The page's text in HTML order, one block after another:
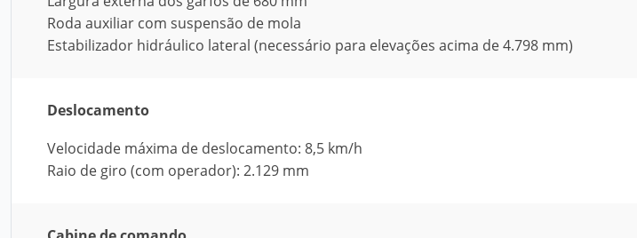
Roda auxiliar com suspensão de mola
Estabilizador hidráulico lateral (necessário para elevações acima de 4.798 mm)
Deslocamento
Velocidade máxima de deslocamento: 8,5 km/h
Raio de giro (com operador): 2.129 mm